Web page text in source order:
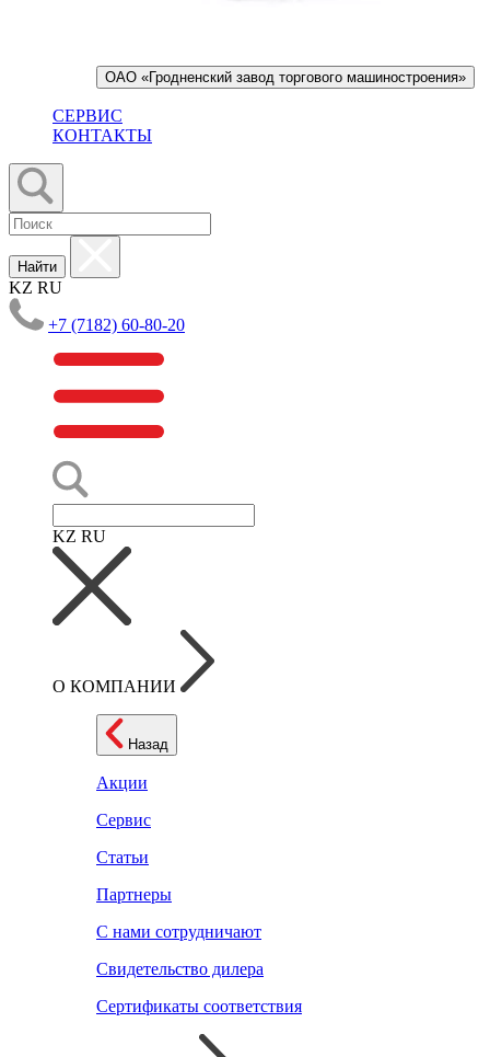
ОАО «Гродненский завод торгового машиностроения»
СЕРВИС
КОНТАКТЫ
Найти
KZ RU
+7 (7182) 60-80-20
KZ RU
О КОМПАНИИ
Назад
Акции
Сервис
Статьи
Партнеры
С нами сотрудничают
Свидетельство дилера
Сертификаты соответствия